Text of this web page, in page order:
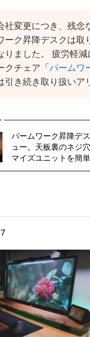
社変更につき、残念
ーク昇降デスクは取
りました。 疲労軽減
クチェア「 パームワ
引き続き取り扱いア
パームワーク昇降デ
ュー。天板裏のネジ
マイズユニットを簡単